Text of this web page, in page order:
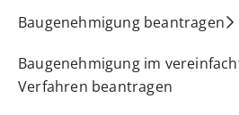
Baugenehmigung beantragen
Baugenehmigung im
Verfahren beantragen